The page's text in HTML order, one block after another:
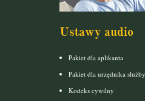
Ustawy audio
Pakiet dla aplikanta
Pakiet dla urzędnika
Kodeks cywilny